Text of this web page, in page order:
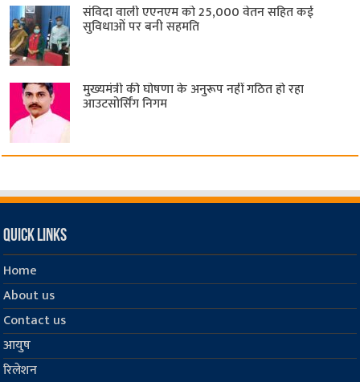
संविदा वाली एएनएम को 25,000 वेतन सहित कई
सुविधाओं पर बनी सहमति
मुख्यमंत्री की घोषणा के अनुरूप नहीं गठित हो रहा
आउटसोर्सिंग निगम
Quick Links
Home
About us
Contact us
आयुष
रिलेशन